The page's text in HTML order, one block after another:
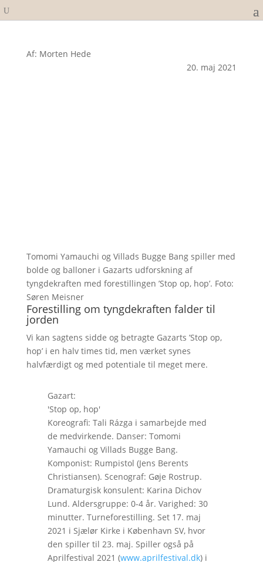
Af: Morten Hede
20. maj 2021
Tomomi Yamauchi og Villads Bugge Bang spiller med
bolde og balloner i Gazarts udforskning af
tyngdekraften med forestillingen ’Stop op, hop’. Foto:
Søren Meisner
Forestilling om tyngdekraften falder til
jorden
Vi kan sagtens sidde og betragte Gazarts ’Stop op,
hop’ i en halv times tid, men værket synes
halvfærdigt og med potentiale til meget mere.
Gazart:
'Stop op, hop'
Koreografi: Tali Rázga i samarbejde med
de medvirkende. Danser: Tomomi
Yamauchi og Villads Bugge Bang.
Komponist: Rumpistol (Jens Berents
Christiansen). Scenograf: Gøje Rostrup.
Dramaturgisk konsulent: Karina Dichov
Lund. Aldersgruppe: 0-4 år. Varighed: 30
minutter. Turneforestilling. Set 17. maj
2021 i Sjælør Kirke i København SV, hvor
den spiller til 23. maj. Spiller også på
Aprilfestival 2021 (www.aprilfestival.dk) i